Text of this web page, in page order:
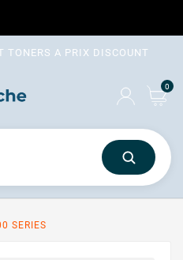
TONERS A PRIX DISCOUNT
0
SERIES